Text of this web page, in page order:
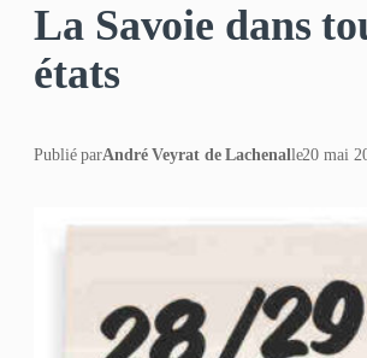
La Savoie dans
états
Publié parAndré Veyrat de Lachenalle20 mai